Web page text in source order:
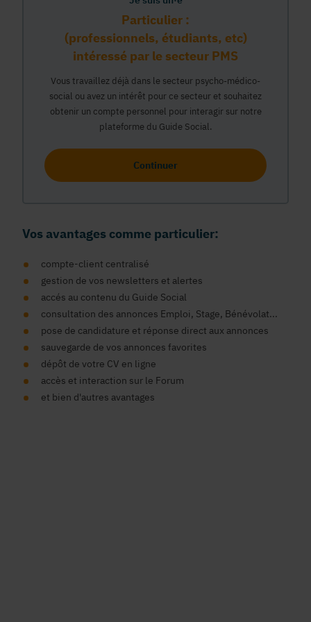
Particulier :
(professionnels, étudiants, etc)
intéressé par le secteur PMS
Vous travaillez déjà dans le secteur psycho-médico-
social ou avez un intérêt pour ce secteur et souhaitez
obtenir un compte personnel pour interagir sur notre
plateforme du Guide Social.
Continuer
Vos avantages comme particulier:
compte-client centralisé
gestion de vos newsletters et alertes
accés au contenu du Guide Social
consultation des annonces Emploi, Stage, Bénévolat...
pose de candidature et réponse direct aux annonces
sauvegarde de vos annonces favorites
dépôt de votre CV en ligne
accès et interaction sur le Forum
et bien d'autres avantages